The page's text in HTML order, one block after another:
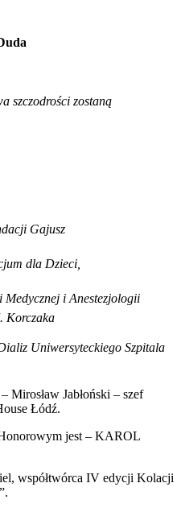
szczodrości zostaną
Gajusz
dla Dzieci,
i Anestezjologii
Korczaka
Uniwersyteckiego Szpitala
Mirosław Jabłoński – szef
Łódź.
jest – KAROL
współtwórca IV edycji Kolacji